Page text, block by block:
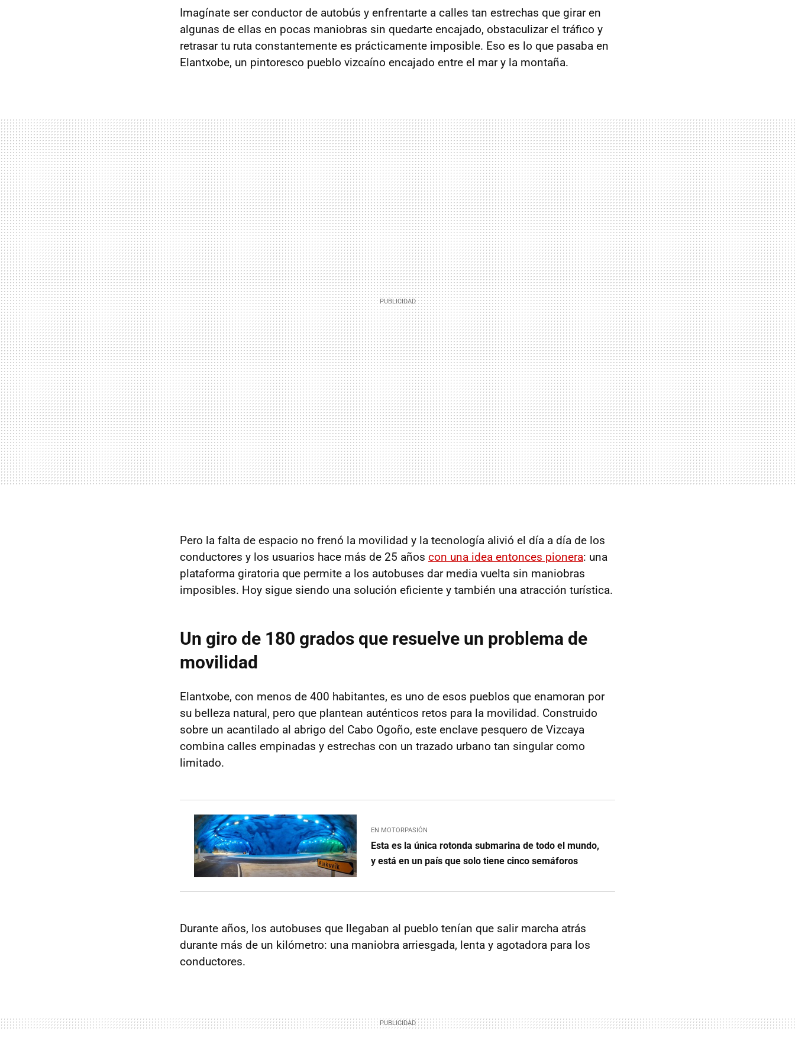
Imagínate ser conductor de autobús y enfrentarte a calles tan estrechas que girar en
algunas de ellas en pocas maniobras sin quedarte encajado, obstaculizar el tráfico y
retrasar tu ruta constantemente es prácticamente imposible. Eso es lo que pasaba en
Elantxobe, un pintoresco pueblo vizcaíno encajado entre el mar y la montaña.
Pero la falta de espacio no frenó la movilidad y la tecnología alivió el día a día de los
conductores y los usuarios hace más de 25 años con una idea entonces pionera: una
plataforma giratoria que permite a los autobuses dar media vuelta sin maniobras
imposibles. Hoy sigue siendo una solución eficiente y también una atracción turística.
Un giro de 180 grados que resuelve un problema de
movilidad
Elantxobe, con menos de 400 habitantes, es uno de esos pueblos que enamoran por
su belleza natural, pero que plantean auténticos retos para la movilidad. Construido
sobre un acantilado al abrigo del Cabo Ogoño, este enclave pesquero de Vizcaya
combina calles empinadas y estrechas con un trazado urbano tan singular como
limitado.
EN MOTORPASIÓN
Esta es la única rotonda submarina de todo el mundo,
y está en un país que solo tiene cinco semáforos
Durante años, los autobuses que llegaban al pueblo tenían que salir marcha atrás
durante más de un kilómetro: una maniobra arriesgada, lenta y agotadora para los
conductores.